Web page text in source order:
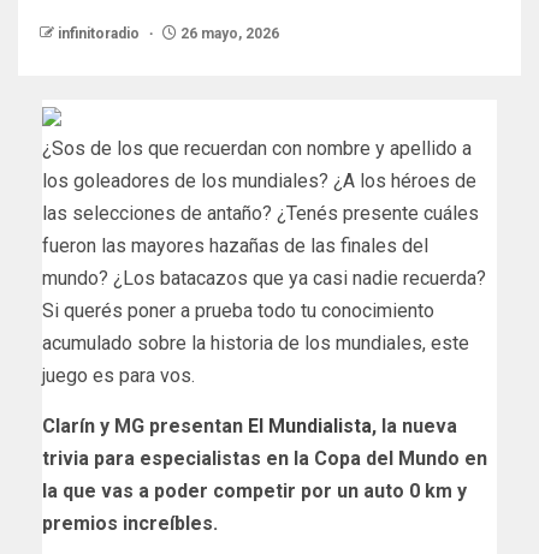
infinitoradio 26 mayo, 2026
¿Sos de los que recuerdan con nombre y apellido a
los goleadores de los mundiales? ¿A los héroes de
las selecciones de antaño? ¿Tenés presente cuáles
fueron las mayores hazañas de las finales del
mundo? ¿Los batacazos que ya casi nadie recuerda?
Si querés poner a prueba todo tu conocimiento
acumulado sobre la historia de los mundiales, este
juego es para vos.
Clarín y MG presentan El Mundialista, la nueva
trivia para especialistas en la Copa del Mundo en
la que vas a poder competir por un auto 0 km y
premios increíbles.